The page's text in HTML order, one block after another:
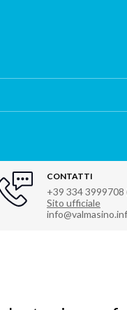
CONTATTI
+39 334 3999708
Sito ufficiale